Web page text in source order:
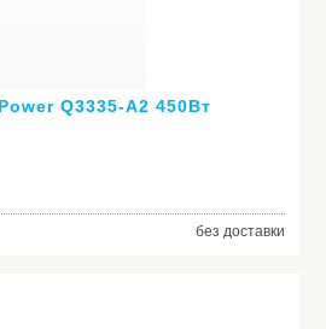
Q3335-A2 450Вт
без доставки